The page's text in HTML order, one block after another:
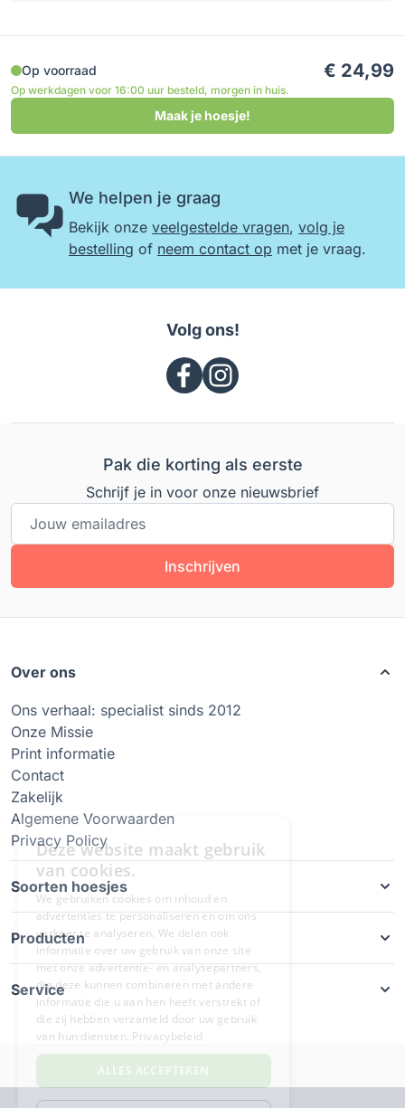
Op voorraad € 24,99
Op werkdagen voor 16:00 uur besteld, morgen in huis.
Maak je hoesje!
We helpen je graag
Bekijk onze veelgestelde vragen, volg je
bestelling of neem contact op met je vraag.
Volg ons!
Pak die korting als eerste
Schrijf je in voor onze nieuwsbrief
E-mailadres
Inschrijven
Over ons
Ons verhaal: specialist sinds 2012
Onze Missie
Print informatie
Contact
Zakelijk
Algemene Voorwaarden
Privacy Policy
Soorten hoesjes
Producten
Service